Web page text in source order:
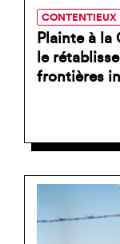
CONTENTIEUX
Plainte à la
le
frontières